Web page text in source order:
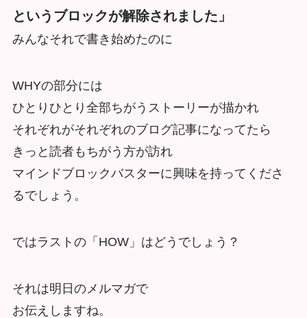
というブロックが解除されました」
みんなそれで書き始めたのに
WHYの部分には
ひとりひとり全部ちがうストーリーが描かれ
それぞれがそれぞれのブログ記事になってたら
きっと読者もちがう方が訪れ
マインドブロックバスターに興味を持ってくださ
るでしょう。
ではラストの「HOW」はどうでしょう？
それは明日のメルマガで
お伝えしますね。